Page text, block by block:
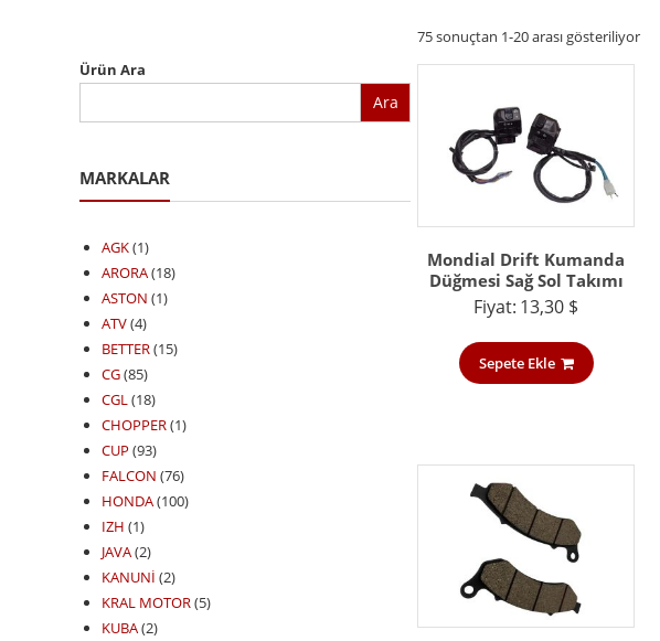
75 sonuçtan 1-20 arası gösteriliyorEn
Mondial Drift Kumanda
Düğmesi Sağ Sol Takımı
Fiyat: 13,30 $
Sepete Ekle
Ürün Ara
Ara
MARKALAR
AGK(1)
ARORA(18)
ASTON (1)
ATV(4)
BETTER(15)
CG(85)
CGL(18)
CHOPPER(1)
CUP (93)
FALCON (76)
HONDA(100)
IZH (1)
JAVA(2)
KANUNİ (2)
KRAL MOTOR(5)
KUBA(2)